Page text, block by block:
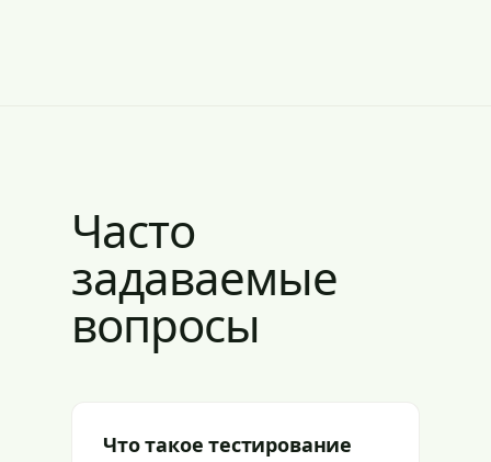
Часто
задаваемые
вопросы
Что такое тестирование